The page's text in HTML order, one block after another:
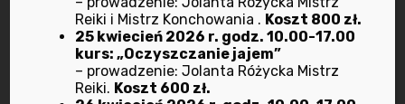
współpracujących z operatorem Serwisu
reklamodawców oraz partnerów.
Zalecamy przeczytanie polityki ochrony
Reiki i Mistrz Konchowania . Koszt 800 zł.
25 kwiecień 2026 r. godz. 10.00-17.00
kurs: „Oczyszczanie jajem”
– prowadzenie: Jolanta Różycka Mistrz
Reiki. Koszt 600 zł.